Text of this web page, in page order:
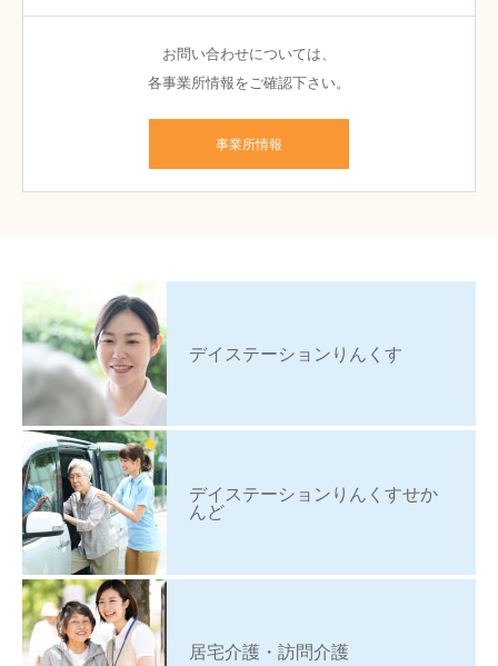
お問い合わせについては、
各事業所情報をご確認下さい。
事業所情報
デイステーションりんくす
デイステーションりんくすせか
んど
居宅介護・訪問介護